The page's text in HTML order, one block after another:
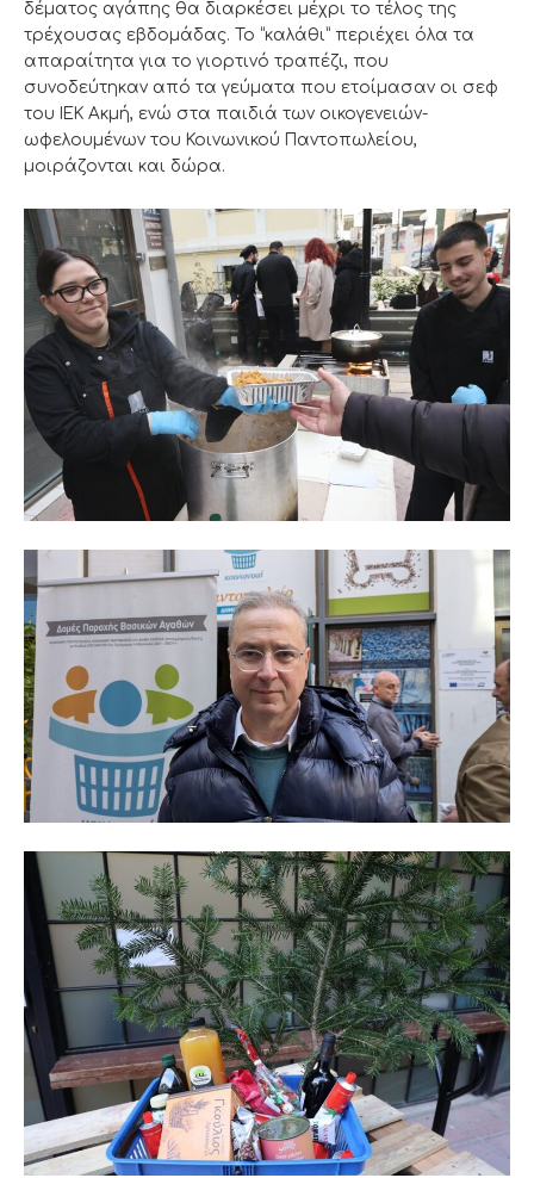
δέματος αγάπης θα διαρκέσει μέχρι το τέλος της
τρέχουσας εβδομάδας. Το “καλάθι” περιέχει όλα τα
απαραίτητα για το γιορτινό τραπέζι, που
συνοδεύτηκαν από τα γεύματα που ετοίμασαν οι σεφ
του ΙΕΚ Ακμή, ενώ στα παιδιά των οικογενειών-
ωφελουμένων του Κοινωνικού Παντοπωλείου,
μοιράζονται και δώρα.